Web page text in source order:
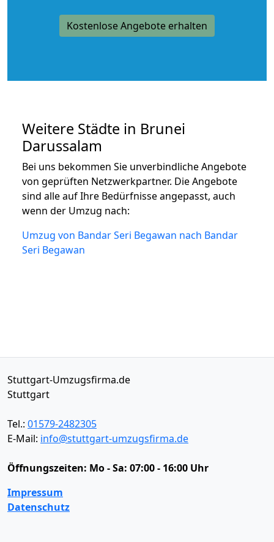
Kostenlose Angebote erhalten
Weitere Städte in Brunei
Darussalam
Bei uns bekommen Sie unverbindliche Angebote
von geprüften Netzwerkpartner. Die Angebote
sind alle auf Ihre Bedürfnisse angepasst, auch
wenn der Umzug nach:
Umzug von Bandar Seri Begawan nach Bandar
Seri Begawan
Stuttgart-Umzugsfirma.de
Stuttgart
Tel.: 01579-2482305
E-Mail: info@stuttgart-umzugsfirma.de
Öffnungszeiten: Mo - Sa: 07:00 - 16:00 Uhr
Impressum
Datenschutz